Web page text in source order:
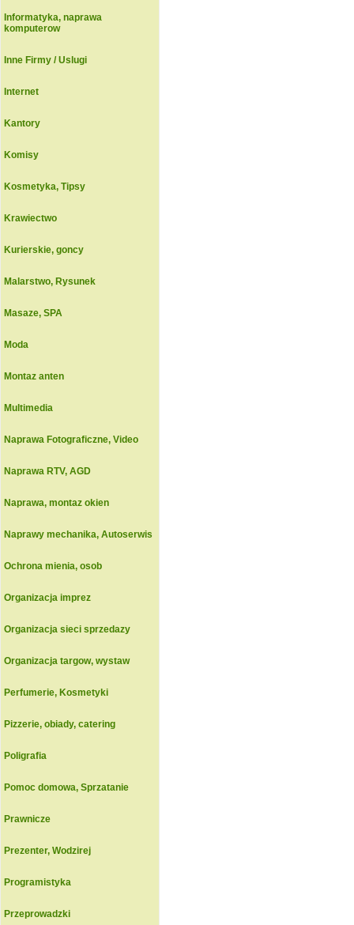
Informatyka, naprawa
komputerow
Inne Firmy / Uslugi
Internet
Kantory
Komisy
Kosmetyka, Tipsy
Krawiectwo
Kurierskie, goncy
Malarstwo, Rysunek
Masaze, SPA
Moda
Montaz anten
Multimedia
Naprawa Fotograficzne, Video
Naprawa RTV, AGD
Naprawa, montaz okien
Naprawy mechanika, Autoserwis
Ochrona mienia, osob
Organizacja imprez
Organizacja sieci sprzedazy
Organizacja targow, wystaw
Perfumerie, Kosmetyki
Pizzerie, obiady, catering
Poligrafia
Pomoc domowa, Sprzatanie
Prawnicze
Prezenter, Wodzirej
Programistyka
Przeprowadzki